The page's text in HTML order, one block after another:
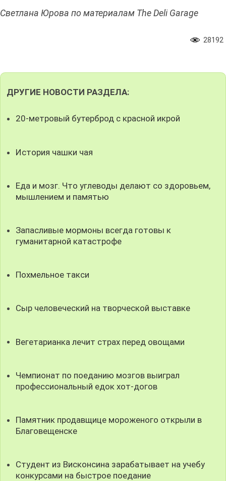
Светлана Юрова по материалам The Deli Garage
28192
ДРУГИЕ НОВОСТИ РАЗДЕЛА:
20-метровый бутерброд с красной икрой
История чашки чая
Еда и мозг. Что углеводы делают со здоровьем,
мышлением и памятью
Запасливые мормоны всегда готовы к
гуманитарной катастрофе
Похмельное такси
Сыр человеческий на творческой выставке
Вегетарианка лечит страх перед овощами
Чемпионат по поеданию мозгов выиграл
профессиональный едок хот-догов
Памятник продавщице мороженого открыли в
Благовещенске
Студент из Висконсина зарабатывает на учебу
конкурсами на быстрое поедание